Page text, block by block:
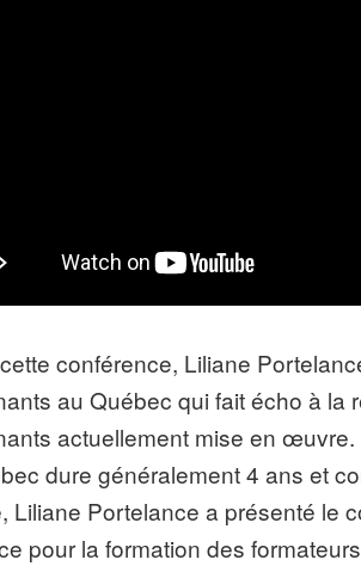
conférence, Liliane
au Québec qui fait écho à la
actuellement mise en
dure généralement 4 ans et
Liliane Portelance a présenté le
pour la formation des